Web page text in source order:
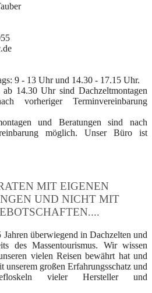
9 - 13 Uhr und 14.30 - 17.15 Uhr.
14.30 Uhr sind Dachzeltmontagen
vorheriger Terminvereinbarung
und Beratungen sind nach
möglich. Unser Büro ist
MIT EIGENEN
UND NICHT MIT
Jahren überwiegend in Dachzelten und
des Massentourismus. Wir wissen
vielen Reisen bewährt hat und
unserem großen Erfahrungsschatz und
vieler Hersteller und